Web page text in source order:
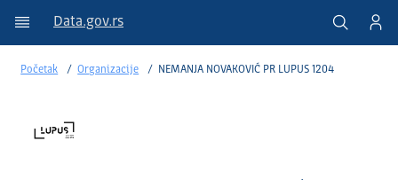
Data.gov.rs
Početak Organizacije NEMANJA NOVAKOVIĆ PR LUPUS 1204